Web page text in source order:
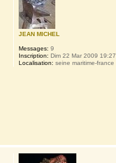
JEAN MICHEL
Messages: 9
Inscription: Dim 22 Mar 2009 19:27
Localisation: seine maritime-france